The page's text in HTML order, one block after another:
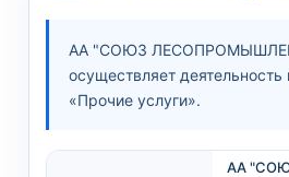
АА "СОЮЗ
осуществляет деятельность
«Прочие услуги».
АА